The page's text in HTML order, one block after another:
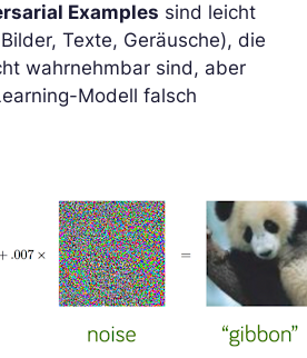
Examples sind leicht
Texte, Geräusche), die
wahrnehmbar sind, aber
Modell falsch